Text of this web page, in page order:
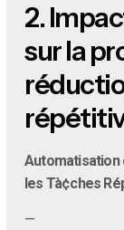
2.
sur la
Automatisation
les Tà¢ches
—